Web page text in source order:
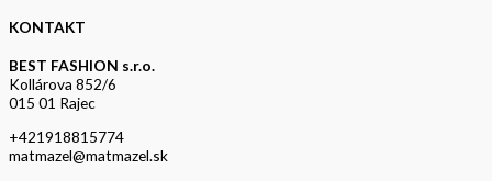
KONTAKT
BEST FASHION s.r.o.
Kollárova 852/6
015 01 Rajec
+421918815774
matmazel@matmazel.sk